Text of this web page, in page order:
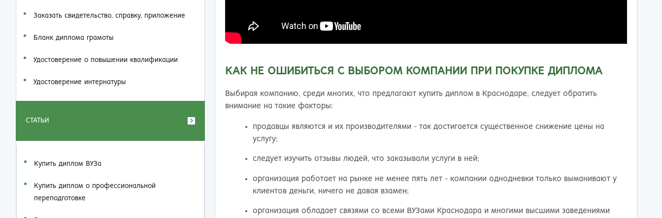
Заказать cвидетельство, справку, приложение
Бланк диплома грамоты
Удостоверение о повышении квалификации
Удостоверение интернатуры
СТАТЬИ
Купить диплом ВУЗа
Купить диплом о профессиональной
переподготовке
КАК НЕ ОШИБИТЬСЯ С ВЫБОРОМ КОМПАНИИ ПРИ ПОКУПКЕ ДИПЛОМА
Выбирая компанию, среди многих, что предлагают купить диплом в Краснодаре, следует обратить
внимание на такие факторы:
продавцы являются и их производителями - так достигается существенное снижение цены на
услугу;
следует изучить отзывы людей, что заказывали услуги в ней;
организация работает на рынке не менее пять лет - компании однодневки только выманивают у
клиентов деньги, ничего не давая взамен;
организация обладает связями со всеми ВУЗами Краснодара и многими высшими заведениями